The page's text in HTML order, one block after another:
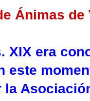
Ánimas de
era
este